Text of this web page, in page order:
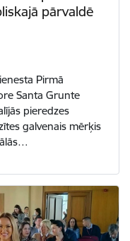
pārvaldē
Pirmā
Santa Grunte
pieredzes
galvenais mērķis